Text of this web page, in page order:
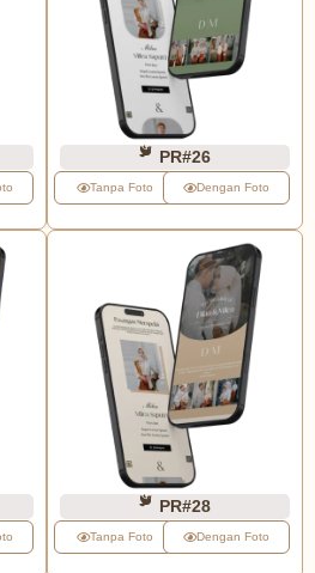
PR#26
Tanpa Foto Dengan Foto
PR#28
Tanpa Foto Dengan Foto